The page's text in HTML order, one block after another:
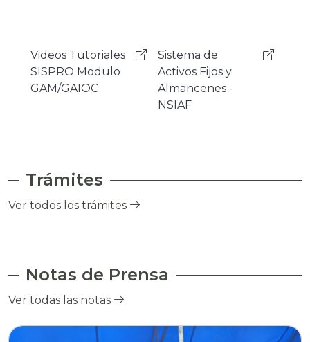
Sistema de
Activos Fijos y
Almancenes -
Mensajeria
Instantanea
Rocket.Chat
Trámites
Ver todos los trámites
Notas de Prensa
Ver todas las notas